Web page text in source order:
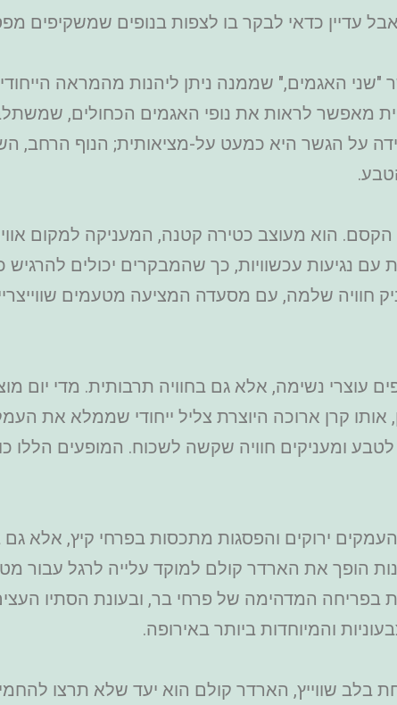
אבל עדיין כדאי לבקר בו לצפות בנופים שמשקיפים
האגמים," שממנה ניתן ליהנות מהמראה
מאפשר לראות את נופי האגמים הכחולים,
על הגשר היא כמעט על-מציאותית; הנוף הרחב,
הוא מעוצב כטירה קטנה, המעניקה למקום
נגיעות עכשוויות, כך שהמבקרים יכולים
שלמה, עם מסעדה המציעה מטעמים
עוצרי נשימה, אלא גם בחוויה תרבותית. מדי יום
אותו קרן ארוכה היוצרת צליל ייחודי שממלא את
ומעניקים חוויה שקשה לשכוח. המופעים הללו
ירוקים והפסגות מתכסות בפרחי קיץ, אלא
הופך את הארדר קולם למוקד עלייה לרגל עבור
המדהימה של פרחי בר, ובעונת הסתיו
והמיוחדות ביותר באירופה.
שווייץ, הארדר קולם הוא יעד שלא תרצו